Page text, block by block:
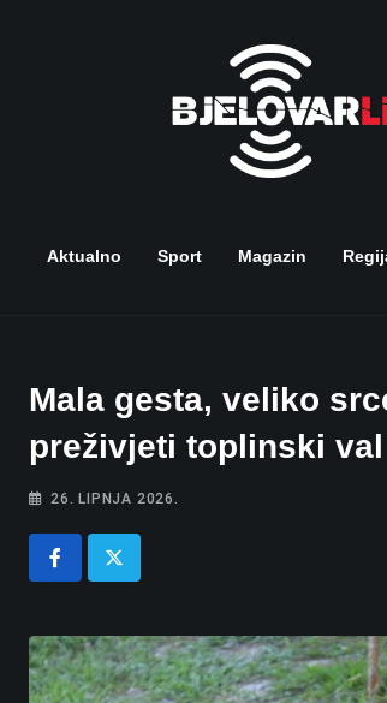
Aktualno Sport Magazin
Mala gesta, veliko
preživjeti toplinski val
26. LIPNJA 2026.